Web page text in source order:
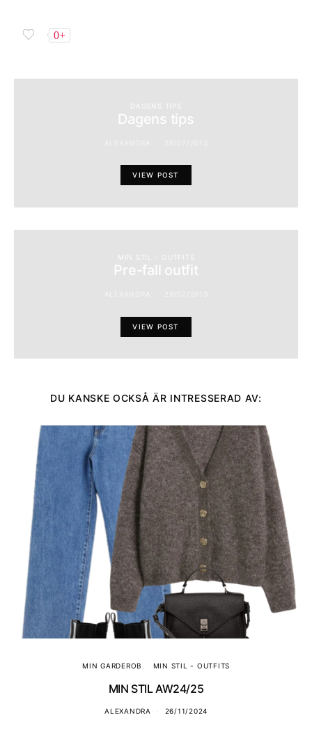
0+
DAGENS TIPS
Dagens tips
VIEW POST
MIN STIL - OUTFITS
Pre-fall outfit
VIEW POST
DU KANSKE OCKSÅ ÄR INTRESSERAD AV:
MIN GARDEROB MIN STIL - OUTFITS
MIN STIL AW24/25
ALEXANDRA 26/11/2024